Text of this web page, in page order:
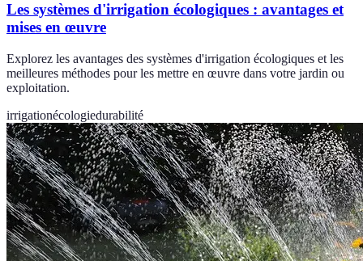
Les systèmes d'irrigation écologiques : avantages et
mises en œuvre
Explorez les avantages des systèmes d'irrigation écologiques et les
meilleures méthodes pour les mettre en œuvre dans votre jardin ou
exploitation.
irrigationécologiedurabilité